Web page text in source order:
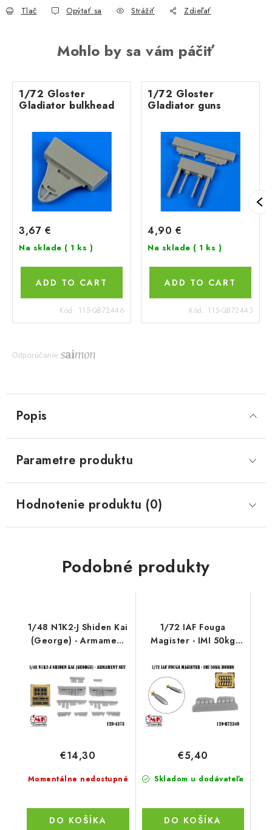
Tlač Opýtať sa Strážiť Zdieľať
Mohlo by sa vám páčiť
1/72 Gloster
Gladiator bulkhead
3,67 €
Na sklade ( 1 ks )
ADD TO CART
Kód: 115-QB72446
1/72 Gloster
Gladiator guns
4,90 €
Na sklade ( 1 ks )
ADD TO CART
Kód: 115-QB72443
Odporúčanie
Popis
Parametre produktu
Hodnotenie produktu (0)
Podobné produkty
1/48 N1K2-J Shiden Kai
(George) - Armament
Momentálne nedostupné
€14,30
DO KOŠÍKA
1/72 IAF Fouga
Magister - IMI 50kg
Skladom u dodávateľa
€5,40
DO KOŠÍKA